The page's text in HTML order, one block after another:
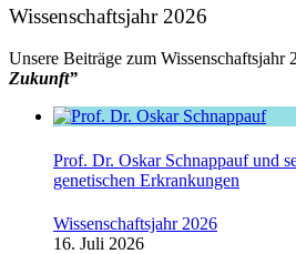
Wissenschaftsjahr 2026
Unsere Beiträge zum Wissenschaftsjahr
Zukunft”
Prof. Dr. Oskar Schnappauf und
genetischen Erkrankungen
Wissenschaftsjahr 2026
16. Juli 2026